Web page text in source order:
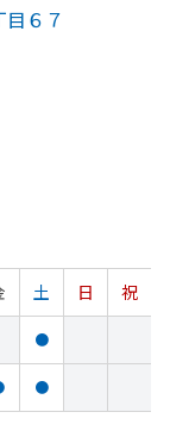
６７
土 日
祝
●
●